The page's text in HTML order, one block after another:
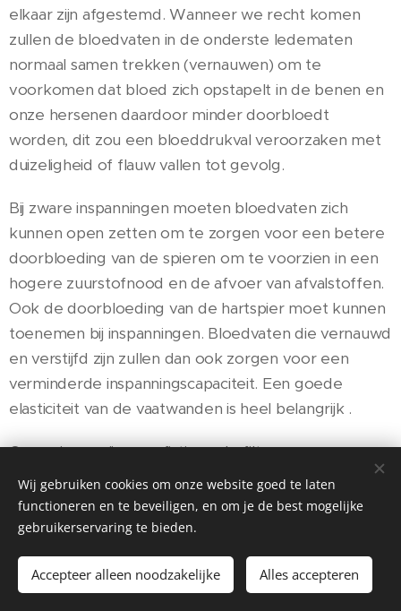
elkaar zijn afgestemd. Wanneer we recht komen
zullen de bloedvaten in de onderste ledematen
normaal samen trekken (vernauwen) om te
voorkomen dat bloed zich opstapelt in de benen en
onze hersenen daardoor minder doorbloedt
worden, dit zou een bloeddrukval veroorzaken met
duizeligheid of flauw vallen tot gevolg.
Bij zware inspanningen moeten bloedvaten zich
kunnen open zetten om te zorgen voor een betere
doorbloeding van de spieren om te voorzien in een
hogere zuurstofnood en de afvoer van afvalstoffen.
Ook de doorbloeding van de hartspier moet kunnen
toenemen bij inspanningen. Bloedvaten die vernauwd
en verstijfd zijn zullen dan ook zorgen voor een
verminderde inspanningscapaciteit. Een goede
elasticiteit van de vaatwanden is heel belangrijk .
Onze nieren zijn gesofisticeerde filters van
bloedvaten die zorgen voor het verwijderen van
afvalstoffen die in het bloed terecht komen vanuit
de voeding en de stofwisselingsprocessen in ons
lichaam, ze verwijderen het teveel aan vocht, ze
verwijderen elektrolyten (natrium, kalium, fosfor,
Wij gebruiken cookies om onze website goed te laten
functioneren en te beveiligen, en om je de best mogelijke
gebruikerservaring te bieden.
Accepteer alleen noodzakelijke Alles accepteren